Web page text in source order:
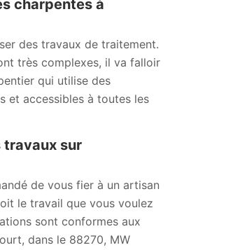
charpentes à
des travaux de traitement.
très complexes, il va falloir
qui utilise des
et accessibles à toutes les
travaux sur
de vous fier à un artisan
le travail que vous voulez
sont conformes aux
dans le 88270, MW